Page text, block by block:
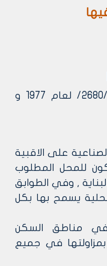
احكام المرسوم التنظيمي رقم /2680/ لعام 1977 و
على الاقبية
للمحل المطلوب
, وفي الطوابق
يسمح بها بكل
في مناطق السكن
في جميع